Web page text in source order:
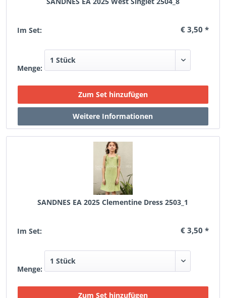
Im Set: € 3,50 *
Menge:
SANDNES EA 2025 Clementine Dress 2503_1
Im Set: € 3,50 *
Menge: